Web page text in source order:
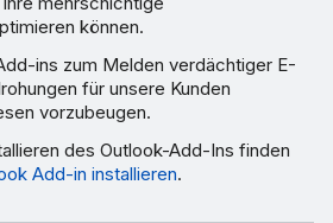
können.
ins zum Melden verdächtiger E-
für unsere Kunden
vorzubeugen.
des Outlook-Add-Ins finden
Add-in installieren.